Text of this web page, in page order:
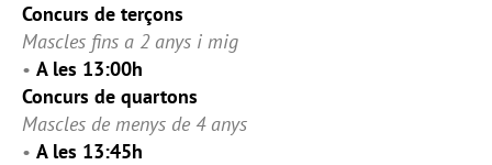
Concurs de terçons
Mascles fins a 2 anys i mig
• A les 13:00h
Concurs de quartons
Mascles de menys de 4 anys
• A les 13:45h